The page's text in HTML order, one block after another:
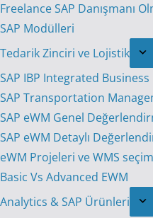
Freelance SAP Danışmanı
SAP Modülleri
Tedarik Zinciri ve Lojistik
SAP IBP Integrated
SAP Transportation
SAP eWM Genel
SAP eWM Detaylı
eWM Projeleri ve WMS
Basic Vs Advanced EWM
Analytics & SAP Ürünleri